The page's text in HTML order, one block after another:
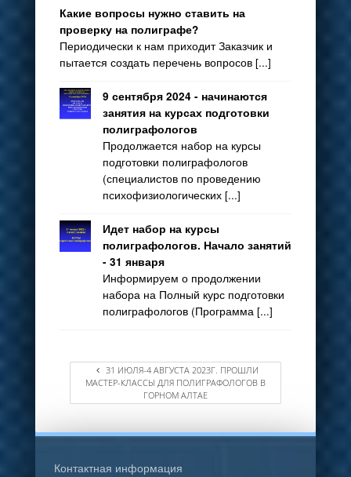
Какие вопросы нужно ставить на
проверку на полиграфе?
Периодически к нам приходит Заказчик и
пытается создать перечень вопросов [...]
9 сентября 2024 - начинаются
занятия на курсах подготовки
полиграфологов
Продолжается набор на курсы
подготовки полиграфологов
(специалистов по проведению
психофизиологических [...]
Идет набор на курсы
полиграфологов. Начало занятий
- 31 января
Информируем о продолжении
набора на Полный курс подготовки
полиграфологов (Программа [...]
31 ИЮЛЯ-4 АВГУСТА 2023Г. ПРОШЛИ
МАСТЕР-КЛАССЫ ДЛЯ ПОЛИГРАФОЛОГОВ В
ГОРНОМ АЛТАЕ
Контактная информация